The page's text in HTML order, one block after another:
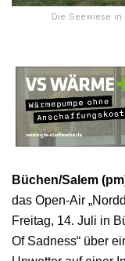
Die Seewiese
Büchen/Salem
das Open-Air
Freitag, 14. Juli in
Of Sadness“ über